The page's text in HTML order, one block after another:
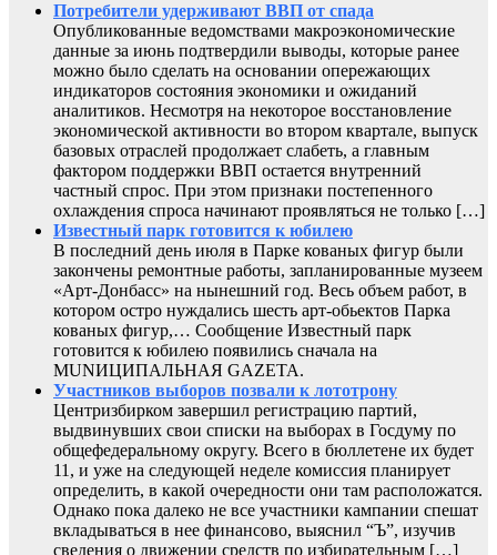
Потребители удерживают ВВП от спада
Опубликованные ведомствами макроэкономические
данные за июнь подтвердили выводы, которые ранее
можно было сделать на основании опережающих
индикаторов состояния экономики и ожиданий
аналитиков. Несмотря на некоторое восстановление
экономической активности во втором квартале, выпуск
базовых отраслей продолжает слабеть, а главным
фактором поддержки ВВП остается внутренний
частный спрос. При этом признаки постепенного
охлаждения спроса начинают проявляться не только […]
Известный парк готовится к юбилею
В последний день июля в Парке кованых фигур были
закончены ремонтные работы, запланированные музеем
«Арт-Донбасс» на нынешний год. Весь объем работ, в
котором остро нуждались шесть арт-обьектов Парка
кованых фигур,… Сообщение Известный парк
готовится к юбилею появились сначала на
MUNИЦИПАЛЬНАЯ GAZЕТА.
Участников выборов позвали к лототрону
Центризбирком завершил регистрацию партий,
выдвинувших свои списки на выборах в Госдуму по
общефедеральному округу. Всего в бюллетене их будет
11, и уже на следующей неделе комиссия планирует
определить, в какой очередности они там расположатся.
Однако пока далеко не все участники кампании спешат
вкладываться в нее финансово, выяснил “Ъ”, изучив
сведения о движении средств по избирательным […]